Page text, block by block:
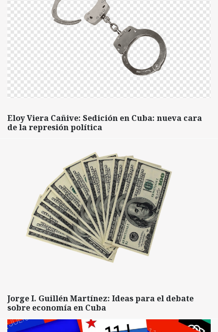
Eloy Viera Cañive: Sedición en Cuba: nueva cara
de la represión política
Jorge I. Guillén Martínez: Ideas para el debate
sobre economía en Cuba